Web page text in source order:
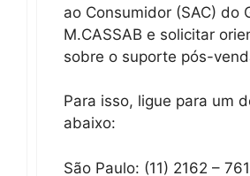
ao Consumidor (SAC) do
M.CASSAB e solicitar
sobre o suporte pós-
Para isso, ligue para um
abaixo:
São Paulo: (11) 2162 –